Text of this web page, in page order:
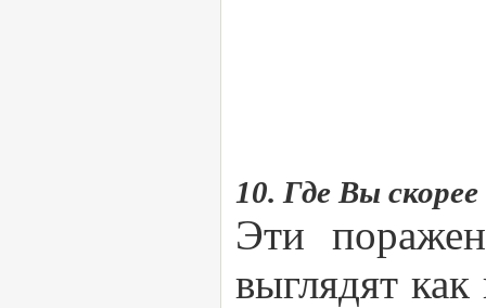
10. Где Вы
Эти
выглядят